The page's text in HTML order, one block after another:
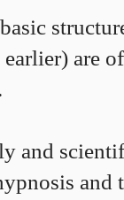
are
and
and